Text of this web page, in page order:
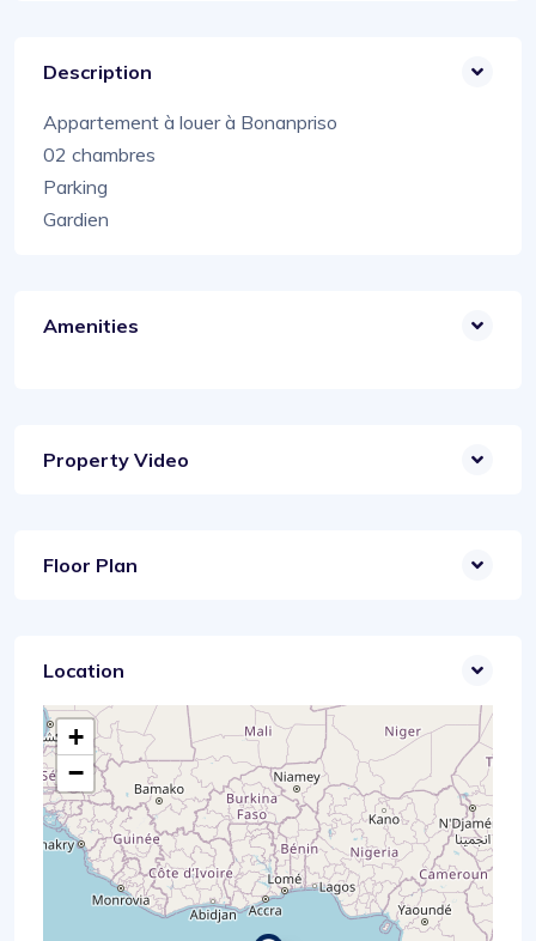
Description
Appartement à louer à Bonanpriso
02 chambres
Parking
Gardien
Amenities
Property Video
Floor Plan
Location
+
−